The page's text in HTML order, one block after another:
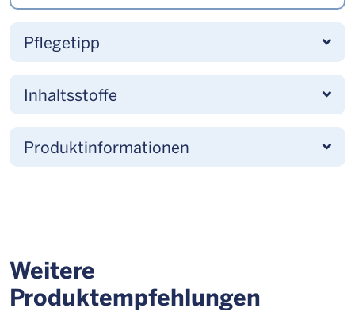
Pflegetipp
Inhaltsstoffe
Produktinformationen
Weitere
Produktempfehlungen